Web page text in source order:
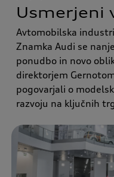
Usmerjeni
Avtomobilska
Znamka Audi se
ponudbo in novo
direktorjem
pogovarjali o
razvoju na ključnih